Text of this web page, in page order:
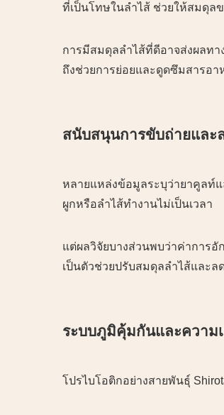
ที่เป็นโทษในลำไส้ ช่วยให้สมดุล
การมีสมดุลลำไส้ที่ดีอาจส่งผลทา
ถึงช่วยการย่อยและดูดซึมสารอา
สนับสนุนการขับถ่ายและ
หลายแหล่งข้อมูลระบุว่ายาคูลท์
ผูกหรือลำไส้ทำงานไม่เป็นเวลา
แต่ผลวิจัยบางส่วนพบว่าค่าการอั
เป็นตัวช่วยปรับสมดุลลำไส้และล
ระบบภูมิคุ้มกันและความ
โปรไบโอติกอย่างสายพันธุ์